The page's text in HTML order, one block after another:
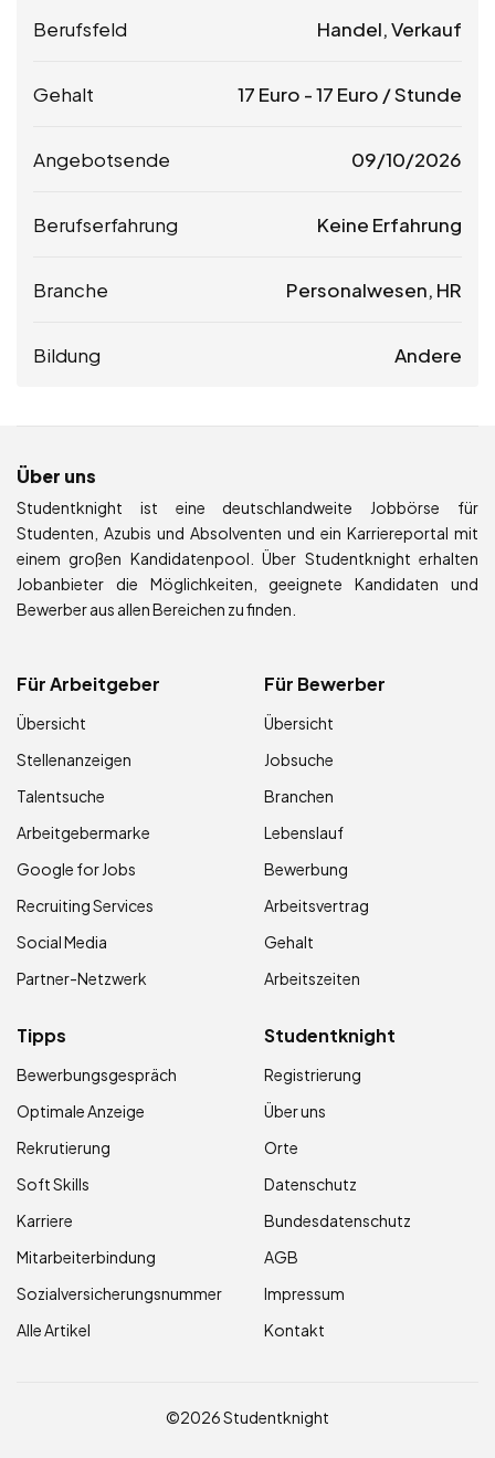
Berufsfeld Handel, Verkauf
Gehalt 17 Euro -17 Euro / Stunde
Angebotsende 09/10/2026
Berufserfahrung Keine Erfahrung
Branche Personalwesen, HR
Bildung Andere
Über uns
Studentknight ist eine deutschlandweite Jobbörse für
Studenten, Azubis und Absolventen und ein Karriereportal mit
einem großen Kandidatenpool. Über Studentknight erhalten
Jobanbieter die Möglichkeiten, geeignete Kandidaten und
Bewerber aus allen Bereichen zu finden.
Für Arbeitgeber
Übersicht
Stellenanzeigen
Talentsuche
Arbeitgebermarke
Google for Jobs
Recruiting Services
Social Media
Partner-Netzwerk
Für Bewerber
Übersicht
Jobsuche
Branchen
Lebenslauf
Bewerbung
Arbeitsvertrag
Gehalt
Arbeitszeiten
Tipps
Bewerbungsgespräch
Optimale Anzeige
Rekrutierung
Soft Skills
Karriere
Mitarbeiterbindung
Sozialversicherungsnummer
Alle Artikel
Studentknight
Registrierung
Über uns
Orte
Datenschutz
Bundesdatenschutz
AGB
Impressum
Kontakt
©2026 Studentknight